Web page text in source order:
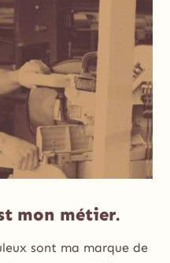
mon métier.
sont ma marque de